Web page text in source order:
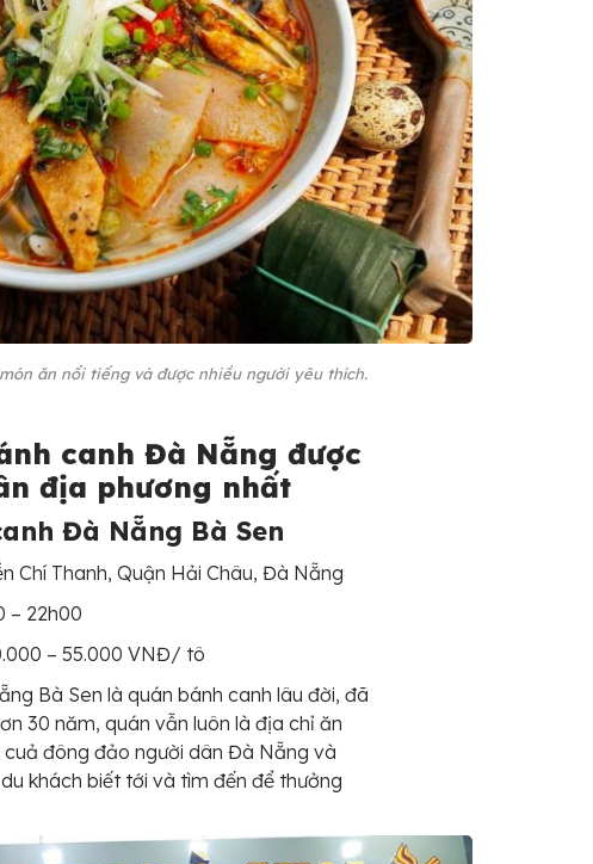
ăn nổi tiếng và được nhiều người yêu thích.
canh Đà Nẵng được
địa phương nhất
Đà Nẵng Bà Sen
Chí Thanh, Quận Hải Châu, Đà Nẵng
– 22h00
– 55.000 VNĐ/ tô
Bà Sen là quán bánh canh lâu đời, đã
30 năm, quán vẫn luôn là địa chỉ ăn
đông đảo người dân Đà Nẵng và
khách biết tới và tìm đến để thưởng